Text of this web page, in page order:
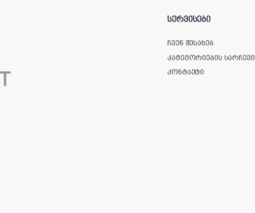
სერვისები
ჩვენ შესახებ
კატეგორიების სარჩევი
კონტაქტი